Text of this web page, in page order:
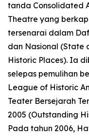
tanda Consolidated
Theatre yang
tersenarai dalam
dan Nasional (State
Historic Places). Ia
selepas pemulihan
League of Historic
Teater Bersejarah
2005 (Outstanding
Pada tahun 2006,